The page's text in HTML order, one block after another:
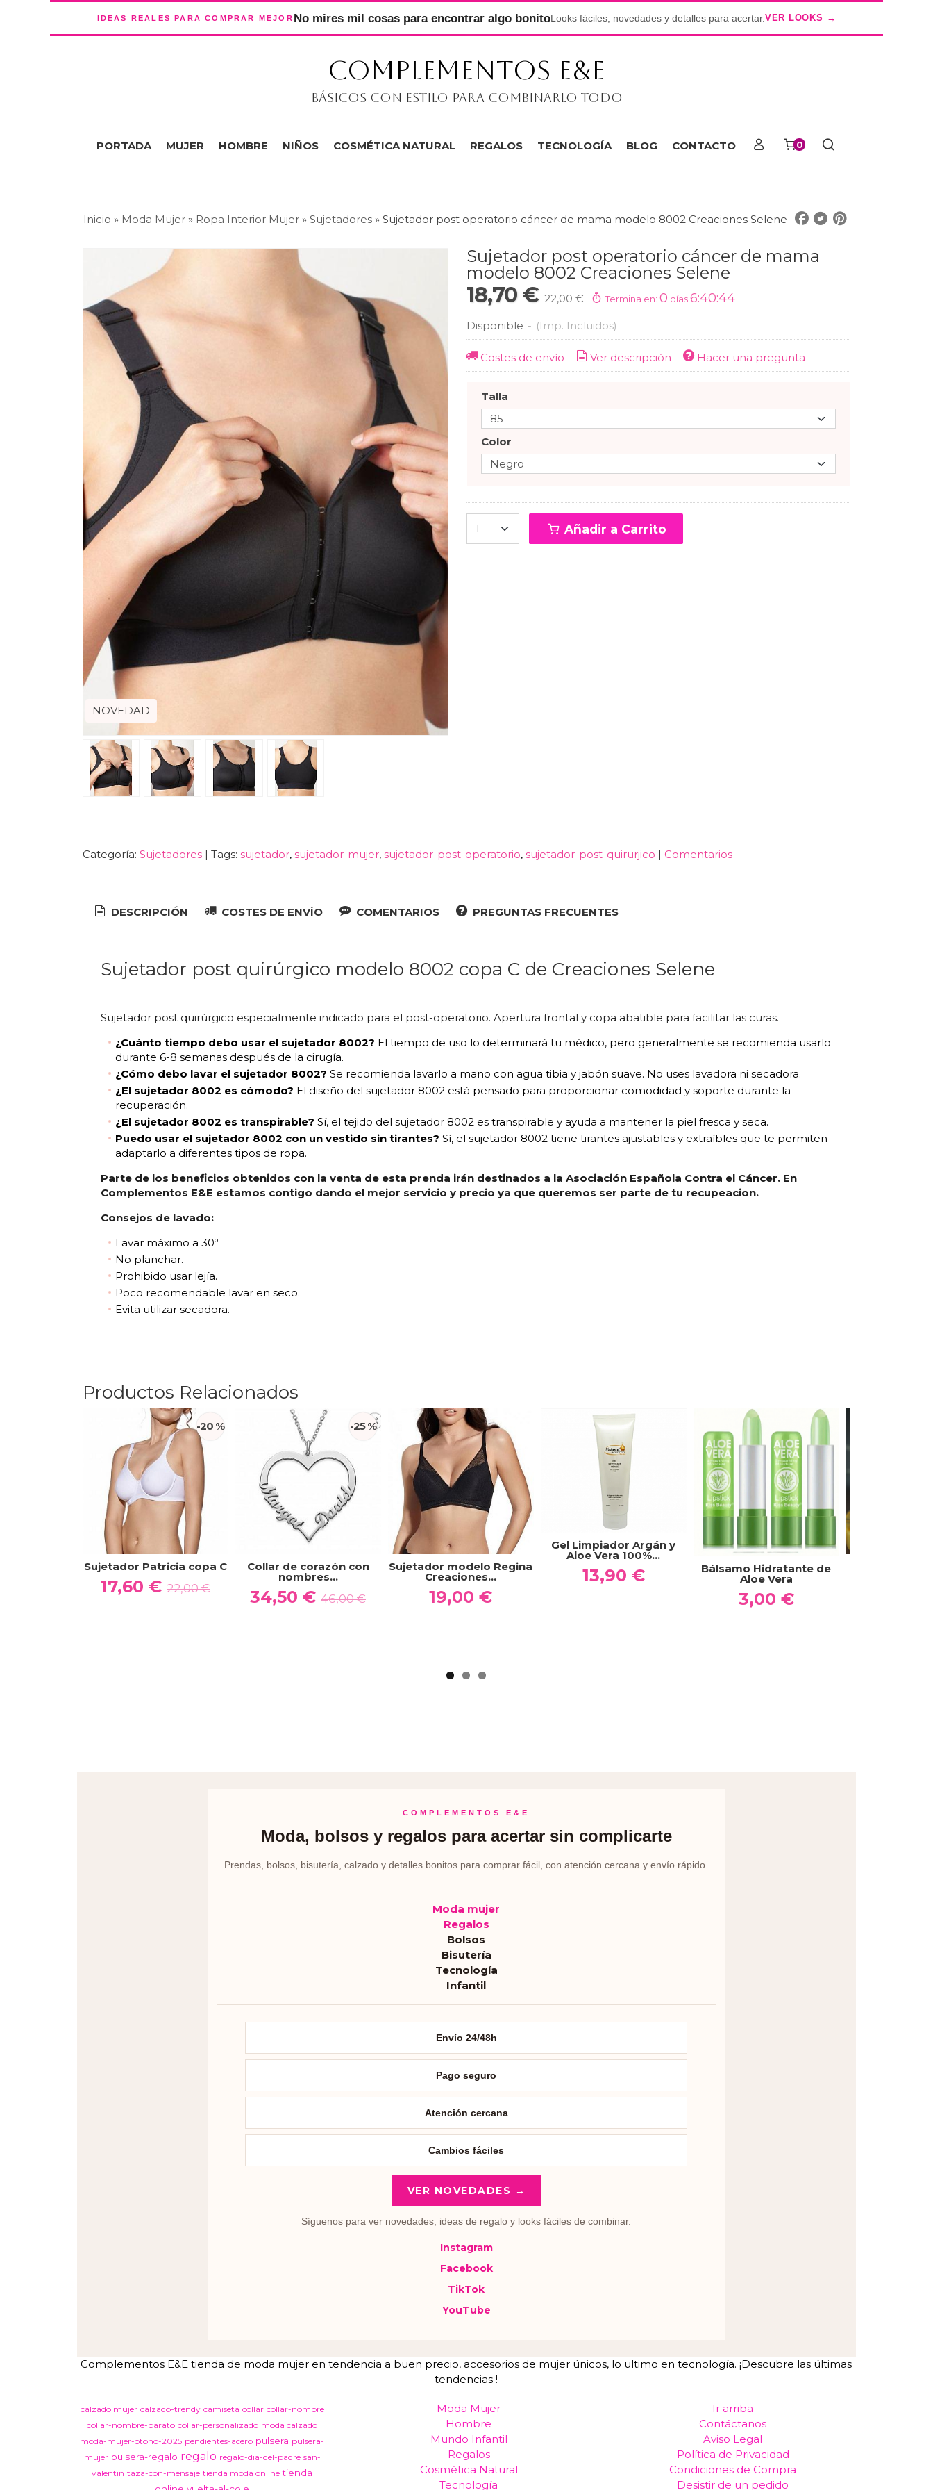
IDEAS REALES PARA COMPRAR MEJOR No mires mil cosas para encontrar algo bonitoLooks fáciles, novedades y detalles para acertar. VER LOOKS →
COMPLEMENTOS E&E
Básicos con estilo para combinarlo todo
PORTADA MUJER HOMBRE NIÑOS COSMÉTICA NATURAL REGALOS TECNOLOGÍA BLOG CONTACTO 0
Inicio » Moda Mujer » Ropa Interior Mujer» Sujetadores» Sujetador post operatorio cáncer de mama modelo 8002 Creaciones Selene
NOVEDAD
Sujetador post operatorio cáncer de mama
modelo 8002 Creaciones Selene
18,70 € 22,00 € Termina en: 0 días6:40:43
Disponible - (Imp. Incluidos)
Costes de envío Ver descripción Hacer una pregunta
Talla
Color
Añadir a Carrito
Categoría: Sujetadores| Tags: sujetador sujetador-mujer sujetador-post-operatorio sujetador-post-quirurjico | Comentarios
DESCRIPCIÓN COSTES DE ENVÍO COMENTARIOS PREGUNTAS FRECUENTES
Sujetador post quirúrgico modelo 8002 copa C de Creaciones Selene
Sujetador post quirúrgico especialmente indicado para el post-operatorio. Apertura frontal y copa abatible para facilitar las curas.
¿Cuánto tiempo debo usar el sujetador 8002? El tiempo de uso lo determinará tu médico, pero generalmente se recomienda usarlo
durante 6-8 semanas después de la cirugía.
¿Cómo debo lavar el sujetador 8002? Se recomienda lavarlo a mano con agua tibia y jabón suave. No uses lavadora ni secadora.
¿El sujetador 8002 es cómodo? El diseño del sujetador 8002 está pensado para proporcionar comodidad y soporte durante la
recuperación.
¿El sujetador 8002 es transpirable? Sí, el tejido del sujetador 8002 es transpirable y ayuda a mantener la piel fresca y seca.
Puedo usar el sujetador 8002 con un vestido sin tirantes? Sí, el sujetador 8002 tiene tirantes ajustables y extraíbles que te permiten
adaptarlo a diferentes tipos de ropa.
Parte de los beneficios obtenidos con la venta de esta prenda irán destinados a la Asociación Española Contra el Cáncer. En
Complementos E&E estamos contigo dando el mejor servicio y precio ya que queremos ser parte de tu recupeacion.
Consejos de lavado:
Lavar máximo a 30º
No planchar.
Prohibido usar lejía.
Poco recomendable lavar en seco.
Evita utilizar secadora.
Productos Relacionados
-20 %
Sujetador Patricia copa C
17,60 € 22,00 €
-25 %
Collar de corazón con
nombres...
34,50 €46,00 €
Sujetador modelo Regina
Creaciones...
19,00 €
Gel Limpiador Argán y
Aloe Vera 100%...
13,90 € Bálsamo Hidratante de
Aloe Vera
3,00 €
COMPLEMENTOS E&E
Moda, bolsos y regalos para acertar sin complicarte
Prendas, bolsos, bisutería, calzado y detalles bonitos para comprar fácil, con atención cercana y envío rápido.
Moda mujer
Regalos
Bolsos
Bisutería
Tecnología
Infantil
Envío 24/48h
Pago seguro
Atención cercana
Cambios fáciles
VER NOVEDADES →
Síguenos para ver novedades, ideas de regalo y looks fáciles de combinar.
Instagram
Facebook
TikTok
YouTube
Complementos E&E tienda de moda mujer en tendencia a buen precio, accesorios de mujer únicos, lo ultimo en tecnología. ¡Descubre las últimas
tendencias !
calzado mujer calzado-trendy camiseta collar collar-nombre
collar-nombre-barato collar-personalizado moda calzado
moda-mujer-otono-2025 pendientes-acero pulsera pulsera-
mujer pulsera-regalo regalo regalo-dia-del-padre san-
valentin taza-con-mensaje tienda moda online tienda
Moda Mujer
Hombre
Mundo Infantil
Regalos
Cosmética Natural
Tecnología
Ir arriba
Contáctanos
Aviso Legal
Política de Privacidad
Condiciones de Compra
Desistir de un pedido